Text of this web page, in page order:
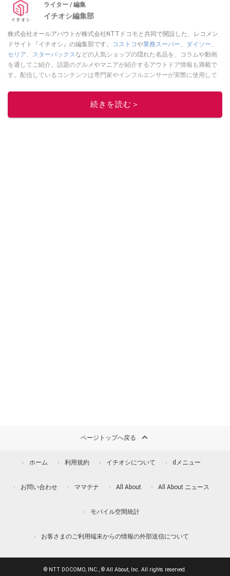
ライター / 編集
イチオシ編集部
株式会社オールアバウトが株式会社NTTドコモと共同で開設した、レコメン
ドサイト『イチオシ』の編集部です。
コストコや業務スーパー、 ダイソー、
セリア、 スターバックスなどの人気ショップの隠れた名品を、コラムや動画
を通してご紹介。話題のグルメやマニアが紹介するアウトドア情報も満載で
す。配信しているコンテンツは専門家やインフルエンサーが実際に使用して
ニュースでフォロー
続きを読む＞
ページトップへ戻る
ホーム 利用規約 イチオシについて dメニュー
お問い合わせ ママテナ All About All About ニュース
モバイル空間統計
お客さまのご利用端末からの情報の外部送信について
© NTT DOCOMO, INC., © All About, Inc. All rights reserved.